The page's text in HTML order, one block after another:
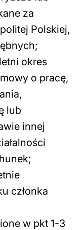
za
Polskiej,
okres
o pracę,
lub
innej
członka
w pkt 1-3